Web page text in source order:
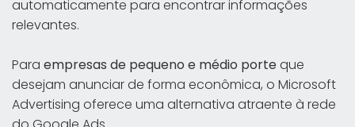
automaticamente para encontrar informações
relevantes.
Para empresas de pequeno e médio porteque
desejam anunciar de forma econômica, o Microsoft
Advertising oferece uma alternativa atraente à rede